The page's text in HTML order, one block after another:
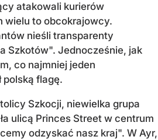
atakowali kurierów
wielu to obcokrajowcy.
nieśli transparenty
Szkotów". Jednocześnie, jak
co najmniej jeden
polską flagę.
Szkocji, niewielka grupa
ulicą Princes Street w centrum
odzyskać nasz kraj". W Ayr,